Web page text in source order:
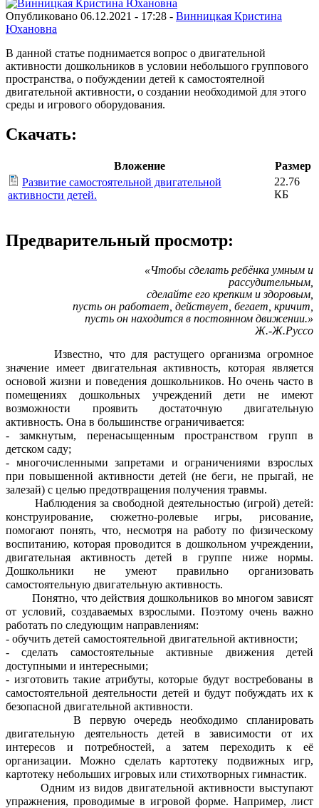
Опубликовано 06.12.2021 - 17:28 - Винницкая Кристина
Юхановна
В данной статье поднимается вопрос о двигательной
активности дошкольников в условии небольшого группового
пространства, о побуждении детей к самостоятелной
двигательной активности, о создании необходимой для этого
среды и игрового оборудования.
Скачать:
Вложение
Размер
Развитие самостоятельной двигательной
активности детей.
22.76
КБ
Предварительный просмотр:
«Чтобы сделать ребёнка умным и
рассудительным,
сделайте его крепким и здоровым,
пусть он работает, действует, бегает, кричит,
пусть он находится в постоянном движении.»
Ж.-Ж.Руссо
Известно, что для растущего организма огромное
значение имеет двигательная активность, которая является
основой жизни и поведения дошкольников. Но очень часто в
помещениях дошкольных учреждений дети не имеют
возможности
проявить достаточную двигательную
активность. Она в большинстве ограничивается:
- замкнутым, перенасыщенным пространством групп в
детском саду;
- многочисленными запретами и ограничениями взрослых
при повышенной активности детей (не беги, не прыгай, не
залезай) с целью предотвращения получения травмы.
Наблюдения за свободной деятельностью (игрой) детей:
конструирование, сюжетно-ролевые игры, рисование,
помогают понять, что, несмотря на работу по физическому
воспитанию, которая проводится в дошкольном учреждении,
двигательная активность детей в группе ниже нормы.
Дошкольники не умеют правильно организовать
самостоятельную двигательную активность.
Понятно, что действия дошкольников во многом зависят
от условий, создаваемых взрослыми. Поэтому очень важно
работать по следующим направлениям:
- обучить детей самостоятельной двигательной активности;
- сделать самостоятельные активные движения детей
доступными и интересными;
- изготовить такие атрибуты, которые будут востребованы в
самостоятельной деятельности детей и будут побуждать их к
безопасной двигательной активности.
В первую очередь необходимо спланировать
двигательную деятельность детей в зависимости от их
интересов и потребностей, а затем переходить к её
организации. Можно сделать картотеку подвижных игр,
картотеку небольших игровых или стихотворных гимнастик.
Одним из видов двигательной активности выступают
упражнения, проводимые в игровой форме. Например, лист